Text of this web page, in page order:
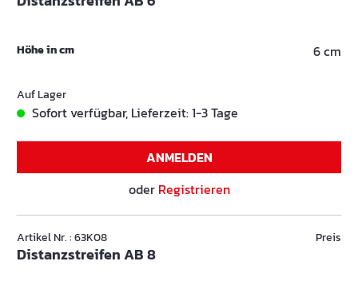
Höhe in cm 6 cm
Auf Lager
Sofort verfügbar, Lieferzeit: 1-3 Tage
ANMELDEN
oder Registrieren
Artikel Nr. : 63K08
Distanzstreifen AB 8
Preis